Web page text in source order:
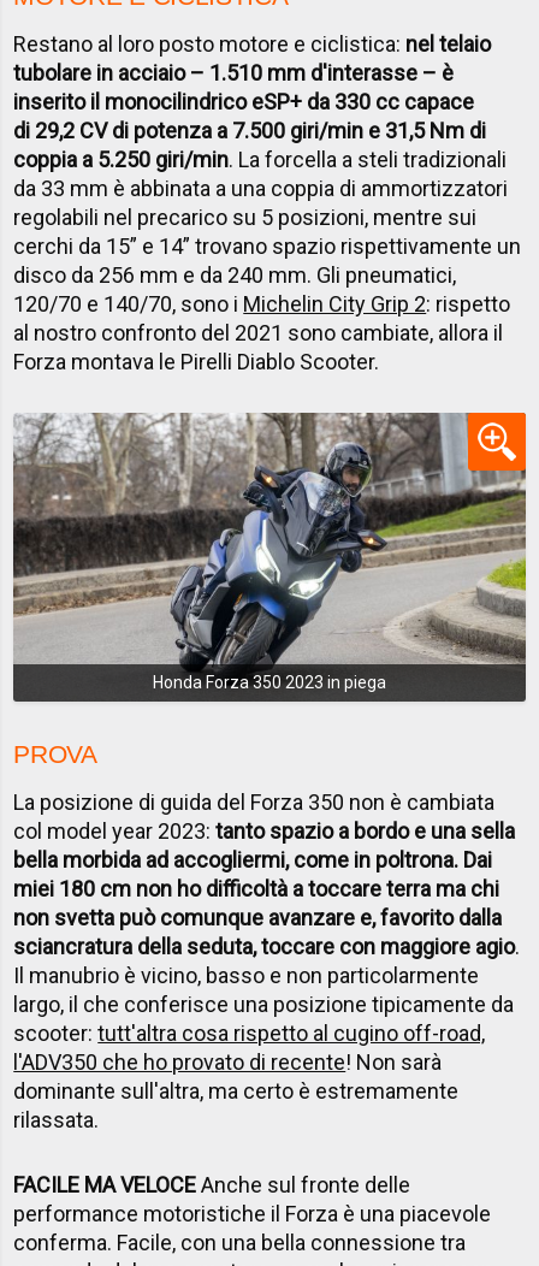
Restano al loro posto motore e ciclistica: nel telaio
tubolare in acciaio – 1.510 mm d'interasse – è
inserito il monocilindrico eSP+ da 330 cc capace
di 29,2 CV di potenza a 7.500 giri/min e 31,5 Nm di
coppia a 5.250 giri/min. La forcella a steli tradizionali
da 33 mm è abbinata a una coppia di ammortizzatori
regolabili nel precarico su 5 posizioni, mentre sui
cerchi da 15” e 14” trovano spazio rispettivamente un
disco da 256 mm e da 240 mm. Gli pneumatici,
120/70 e 140/70, sono i Michelin City Grip 2: rispetto
al nostro confronto del 2021 sono cambiate, allora il
Forza montava le Pirelli Diablo Scooter.
Honda Forza 350 2023 in piega
PROVA
La posizione di guida del Forza 350 non è cambiata
col model year 2023:tanto spazio a bordo e una sella
bella morbida ad accogliermi, come in poltrona. Dai
miei 180 cm non ho difficoltà a toccare terra ma chi
non svetta può comunque avanzare e, favorito dalla
sciancratura della seduta, toccare con maggiore agio.
Il manubrio è vicino, basso e non particolarmente
largo, il che conferisce una posizione tipicamente da
scooter:tutt'altra cosa rispetto al cugino off-road,
l'ADV350 che ho provato di recente! Non sarà
dominante sull'altra, ma certo è estremamente
rilassata.
FACILE MA VELOCEAnche sul fronte delle
performance motoristiche il Forza è una piacevole
conferma. Facile, con una bella connessione tra